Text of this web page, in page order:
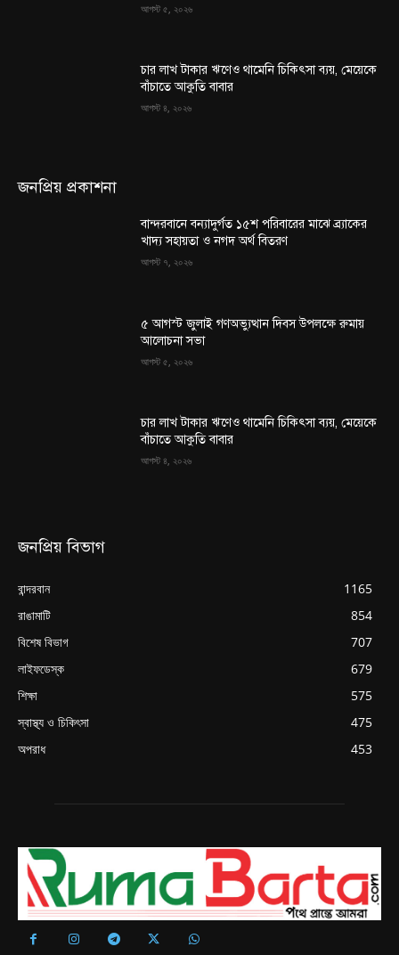
আগস্ট ৫, ২০২৬
চার লাখ টাকার ঋণেও থামেনি চিকিৎসা ব্যয়, মেয়েকে
বাঁচাতে আকুতি বাবার
আগস্ট ৪, ২০২৬
জনপ্রিয় প্রকাশনা
বান্দরবানে বন্যাদুর্গত ১৫শ পরিবারের মাঝে ব্র্যাকের
খাদ্য সহায়তা ও নগদ অর্থ বিতরণ
আগস্ট ৭, ২০২৬
৫ আগস্ট জুলাই গণঅভ্যুত্থান দিবস উপলক্ষে রুমায়
আলোচনা সভা
আগস্ট ৫, ২০২৬
চার লাখ টাকার ঋণেও থামেনি চিকিৎসা ব্যয়, মেয়েকে
বাঁচাতে আকুতি বাবার
আগস্ট ৪, ২০২৬
জনপ্রিয় বিভাগ
বান্দরবান
1165
রাঙামাটি
854
বিশেষ বিভাগ
707
লাইফডেস্ক
679
শিক্ষা
575
স্বাস্থ্য ও চিকিৎসা
475
অপরাধ
453